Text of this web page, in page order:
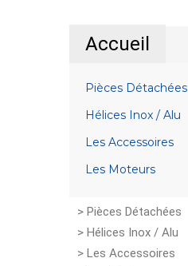
Accueil
Pièces Détachées
Hélices Inox / Alu
Les Accessoires
Les Moteurs
> Pièces Détachées
> Hélices Inox / Alu
> Les Accessoires